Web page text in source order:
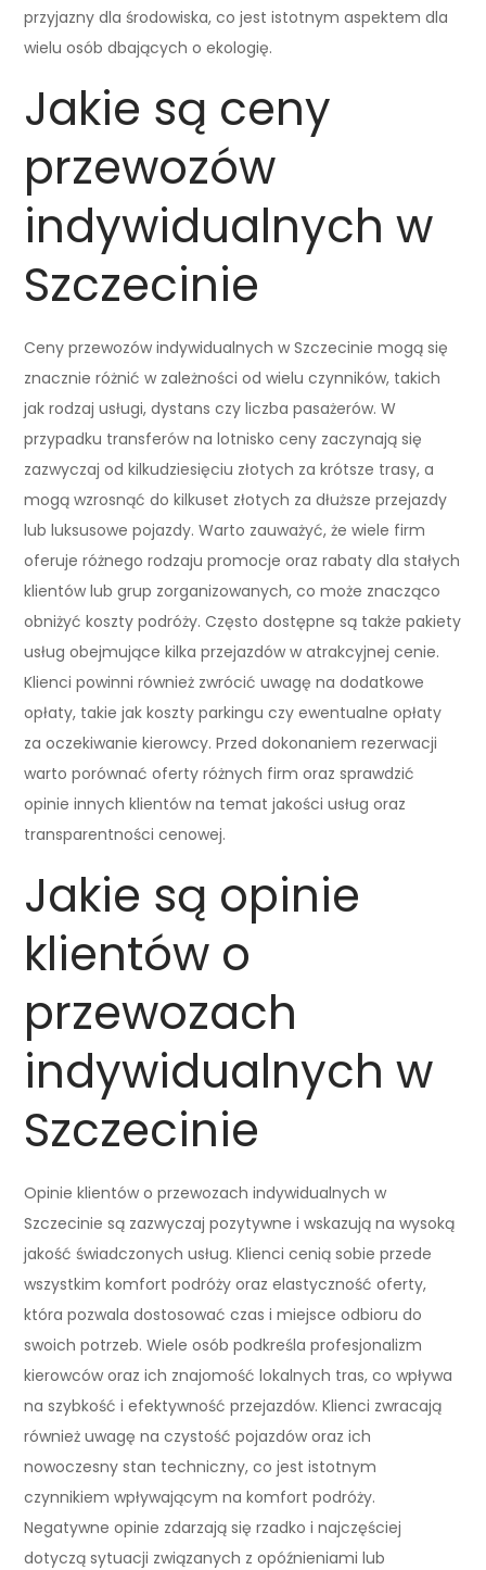
przyjazny dla środowiska, co jest istotnym aspektem dla
wielu osób dbających o ekologię.
Jakie są ceny
przewozów
indywidualnych w
Szczecinie
Ceny przewozów indywidualnych w Szczecinie mogą się
znacznie różnić w zależności od wielu czynników, takich
jak rodzaj usługi, dystans czy liczba pasażerów. W
przypadku transferów na lotnisko ceny zaczynają się
zazwyczaj od kilkudziesięciu złotych za krótsze trasy, a
mogą wzrosnąć do kilkuset złotych za dłuższe przejazdy
lub luksusowe pojazdy. Warto zauważyć, że wiele firm
oferuje różnego rodzaju promocje oraz rabaty dla stałych
klientów lub grup zorganizowanych, co może znacząco
obniżyć koszty podróży. Często dostępne są także pakiety
usług obejmujące kilka przejazdów w atrakcyjnej cenie.
Klienci powinni również zwrócić uwagę na dodatkowe
opłaty, takie jak koszty parkingu czy ewentualne opłaty
za oczekiwanie kierowcy. Przed dokonaniem rezerwacji
warto porównać oferty różnych firm oraz sprawdzić
opinie innych klientów na temat jakości usług oraz
transparentności cenowej.
Jakie są opinie
klientów o
przewozach
indywidualnych w
Szczecinie
Opinie klientów o przewozach indywidualnych w
Szczecinie są zazwyczaj pozytywne i wskazują na wysoką
jakość świadczonych usług. Klienci cenią sobie przede
wszystkim komfort podróży oraz elastyczność oferty,
która pozwala dostosować czas i miejsce odbioru do
swoich potrzeb. Wiele osób podkreśla profesjonalizm
kierowców oraz ich znajomość lokalnych tras, co wpływa
na szybkość i efektywność przejazdów. Klienci zwracają
również uwagę na czystość pojazdów oraz ich
nowoczesny stan techniczny, co jest istotnym
czynnikiem wpływającym na komfort podróży.
Negatywne opinie zdarzają się rzadko i najczęściej
dotyczą sytuacji związanych z opóźnieniami lub